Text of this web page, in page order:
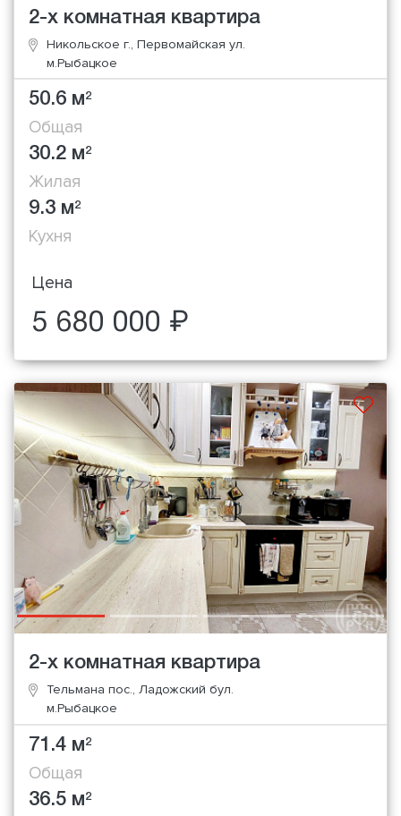
2-х комнатная квартира
Никольское г., Первомайская ул.
м.Рыбацкое
50.6 м2
Общая
30.2 м2
Жилая
9.3 м2
Кухня
Цена
5 680 000 ₽
2-х комнатная квартира
Тельмана пос., Ладожский бул.
м.Рыбацкое
71.4 м2
Общая
36.5 м2